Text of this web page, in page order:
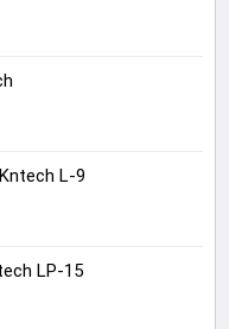
L-9
LP-15